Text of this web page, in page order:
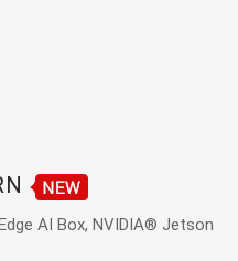
AI Box, NVIDIA® Jetson